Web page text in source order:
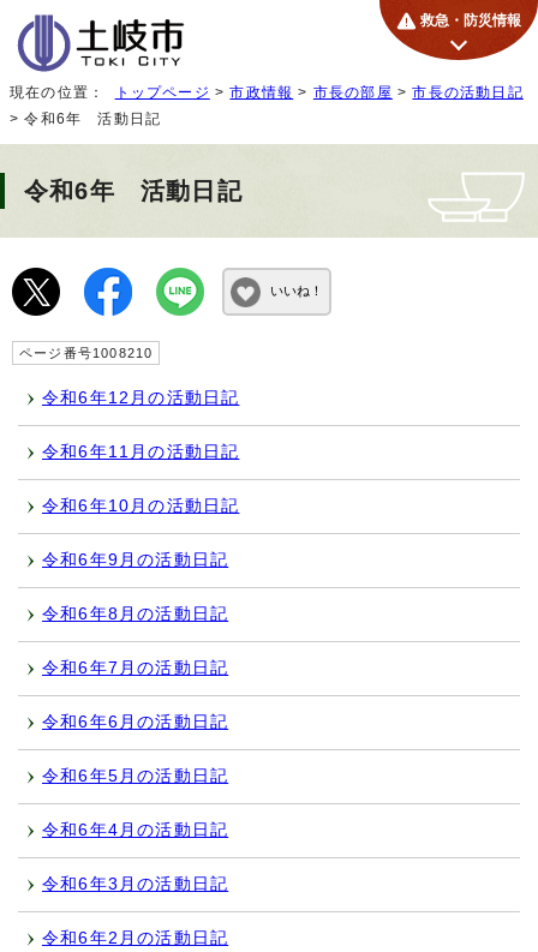
救急・防災情報
現在の位置： トップページ >市政情報 > 市長の部屋 >市長の活動日記
> 令和6年 活動日記
令和6年 活動日記
いいね！
ページ番号1008210
令和6年12月の活動日記
令和6年11月の活動日記
令和6年10月の活動日記
令和6年9月の活動日記
令和6年8月の活動日記
令和6年7月の活動日記
令和6年6月の活動日記
令和6年5月の活動日記
令和6年4月の活動日記
令和6年3月の活動日記
令和6年2月の活動日記